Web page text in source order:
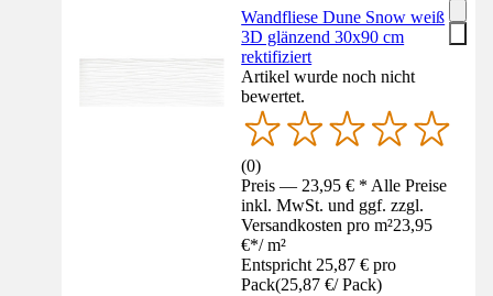
Wandfliese Dune Snow weiß
3D glänzend 30x90 cm
rektifiziert
Artikel wurde noch nicht
bewertet.
(0)
Preis — 23,95 € * Alle Preise
inkl. MwSt. und ggf. zzgl.
Versandkosten pro m²23,95
€*/ m²
Entspricht 25,87 € pro
Pack(25,87 €/ Pack)